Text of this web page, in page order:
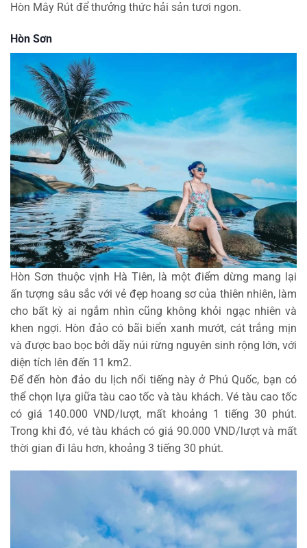
Hòn Mây Rút để thưởng thức hải sản tươi ngon.
Hòn Sơn
Hòn Sơn thuộc vịnh Hà Tiên, là một điểm dừng mang lại
ấn tượng sâu sắc với vẻ đẹp hoang sơ của thiên nhiên, làm
cho bất kỳ ai ngắm nhìn cũng không khỏi ngạc nhiên và
khen ngợi. Hòn đảo có bãi biển xanh mướt, cát trắng mịn
và được bao bọc bởi dãy núi rừng nguyên sinh rộng lớn, với
diện tích lên đến 11 km2.
Để đến hòn đảo du lịch nổi tiếng này ở Phú Quốc, bạn có
thể chọn lựa giữa tàu cao tốc và tàu khách. Vé tàu cao tốc
có giá 140.000 VND/lượt, mất khoảng 1 tiếng 30 phút.
Trong khi đó, vé tàu khách có giá 90.000 VND/lượt và mất
thời gian đi lâu hơn, khoảng 3 tiếng 30 phút.